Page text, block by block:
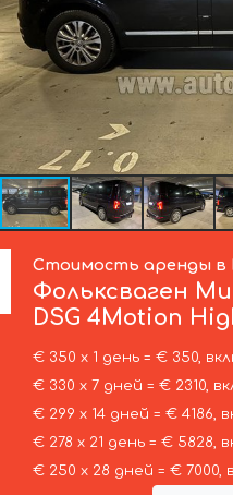
Стоимость аренды в
Фольксваген
DSG 4Motion
€ 350 х 1 день = € 350,
€ 330 х 7 дней = € 2310,
€ 299 х 14 дней = € 4186,
€ 278 х 21 день = € 5828,
€ 250 х 28 дней = € 7000,